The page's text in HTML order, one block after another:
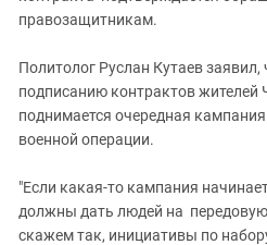
правозащитникам.
Политолог Руслан Кутаев заявил,
подписанию контрактов жителей
поднимается очередная
военной операции.
"Если какая-то кампания
должны дать людей на
скажем так, инициативы по